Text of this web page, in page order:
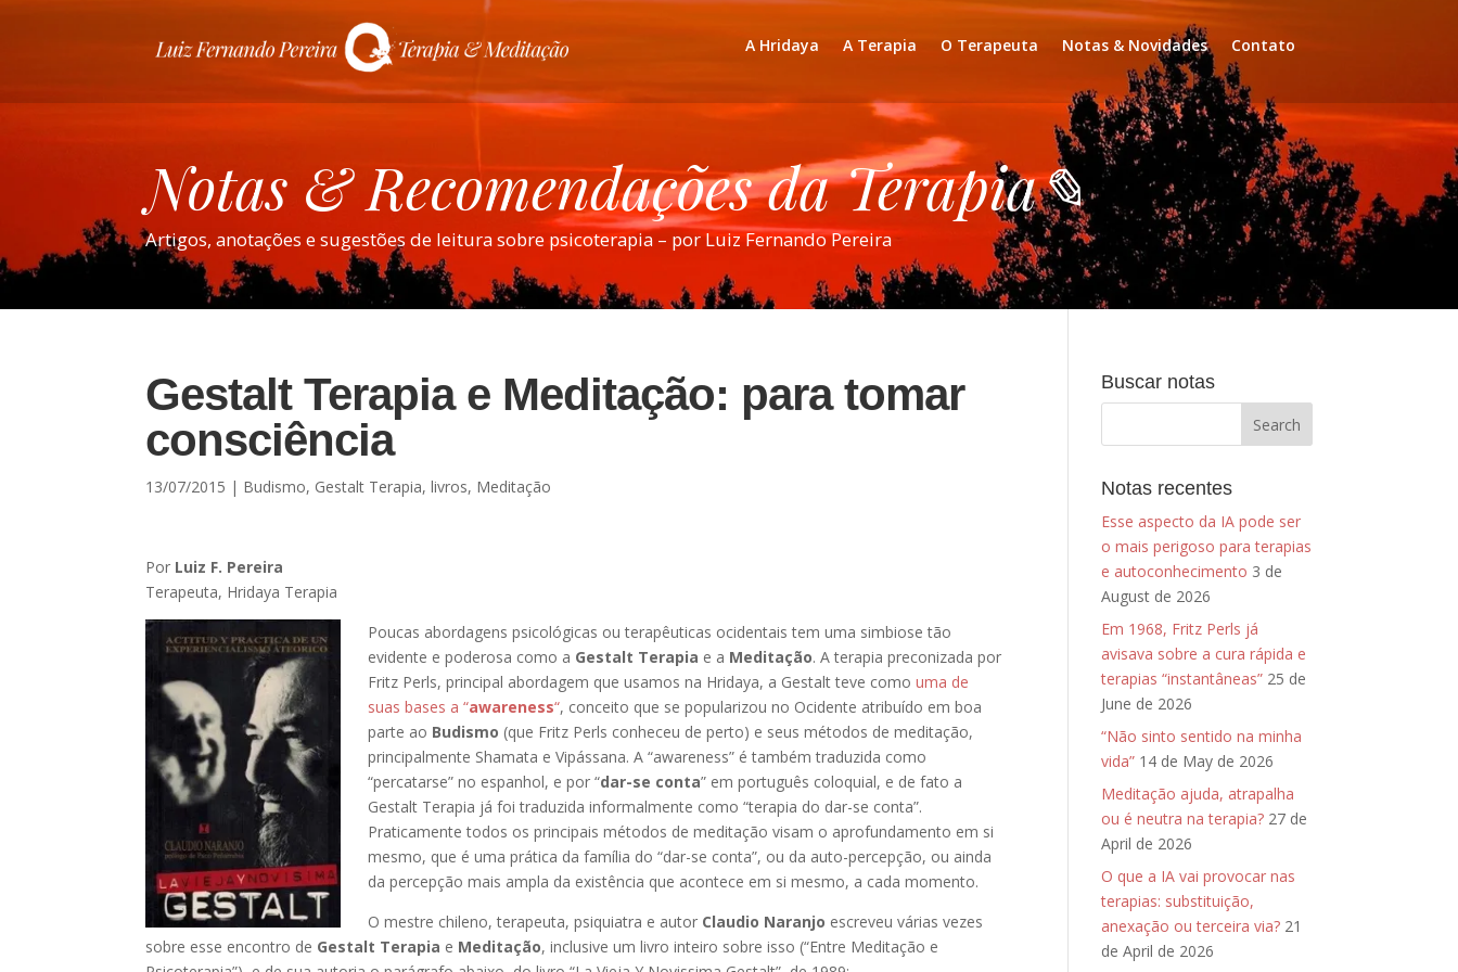
A Hridaya A Terapia O Terapeuta Notas & Novidades Contato
Notas & Recomendações da Terapia✎
Artigos, anotações e sugestões de leitura sobre psicoterapia – por Luiz Fernando Pereira
Gestalt Terapia e Meditação: para tomar
consciência
13/07/2015 | Budismo, Gestalt Terapia,livros, Meditação
Por Luiz F. Pereira
Terapeuta, Hridaya Terapia
Poucas abordagens psicológicas ou terapêuticas ocidentais tem uma simbiose tão
evidente e poderosa como a Gestalt Terapia e a Meditação. A terapia preconizada por
Fritz Perls, principal abordagem que usamos na Hridaya, a Gestalt teve comouma de
suas bases a “awareness“, conceito que se popularizou no Ocidente atribuído em boa
parte ao Budismo (que Fritz Perls conheceu de perto) e seus métodos de meditação,
principalmente Shamata e Vipássana. A “awareness” é também traduzida como
“percatarse” no espanhol, e por “dar-se conta” em português coloquial, e de fato a
Gestalt Terapia já foi traduzida informalmente como “terapia do dar-se conta”.
Praticamente todos os principais métodos de meditação visam o aprofundamento em si
mesmo, que é uma prática da família do “dar-se conta”, ou da auto-percepção, ou ainda
da percepção mais ampla da existência que acontece em si mesmo, a cada momento.
O mestre chileno, terapeuta, psiquiatra e autor Claudio Naranjo escreveu várias vezes
sobre esse encontro de Gestalt Terapia e Meditação, inclusive um livro inteiro sobre isso (“Entre Meditação e
Buscar notas
Notas recentes
Esse aspecto da IA pode ser
o mais perigoso para terapias
e autoconhecimento 3 de
August de 2026
Em 1968, Fritz Perls já
avisava sobre a cura rápida e
terapias “instantâneas” 25 de
June de 2026
“Não sinto sentido na minha
vida” 14 de May de 2026
Meditação ajuda, atrapalha
ou é neutra na terapia? 27 de
April de 2026
O que a IA vai provocar nas
terapias: substituição,
anexação ou terceira via? 21
de April de 2026